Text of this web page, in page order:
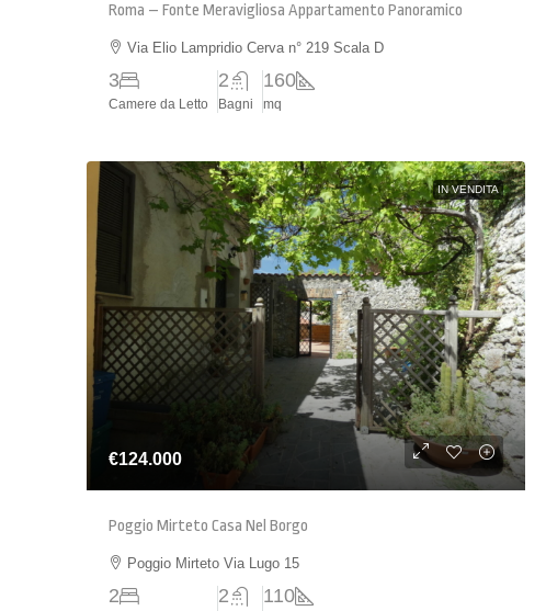
Roma – Fonte Meravigliosa Appartamento Panoramico
Via Elio Lampridio Cerva n° 219 Scala D
3
Camere da Letto
2
Bagni
160
mq
IN VENDITA
€124.000
Poggio Mirteto Casa Nel Borgo
Poggio Mirteto Via Lugo 15
2 2 110